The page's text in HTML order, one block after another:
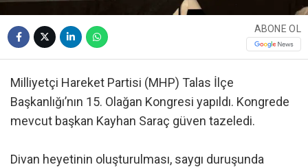
ABONE OL
Milliyetçi Hareket Partisi (MHP) Talas İlçe
Başkanlığı’nın 15. Olağan Kongresi yapıldı. Kongrede
mevcut başkan Kayhan Saraç güven tazeledi.
Divan heyetinin oluşturulması, saygı duruşunda